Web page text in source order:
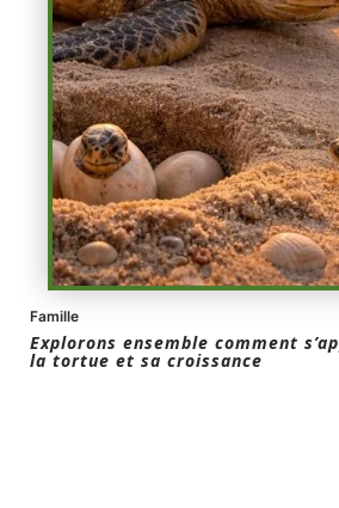
Famille
Explorons ensemble comment
la tortue et sa croissance